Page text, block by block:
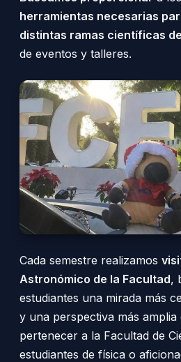
herramientas necesarias
distintas ramas científicas
de eventos y talleres.
Cada semestre realizamos
Astronómico de la Facultad,
estudiantes una mirada más
y una perspectiva más amplia
pertenecer a la Facultad de
estudiantes de física o